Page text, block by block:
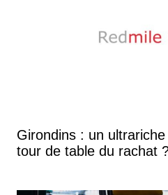
Girondins : un
tour de table du rachat